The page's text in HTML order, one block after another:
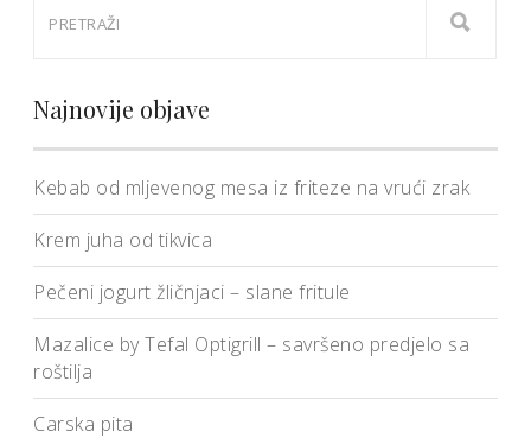
Najnovije objave
Kebab od mljevenog mesa iz friteze na vrući zrak
Krem juha od tikvica
Pečeni jogurt žličnjaci – slane fritule
Mazalice by Tefal Optigrill – savršeno predjelo sa
roštilja
Carska pita